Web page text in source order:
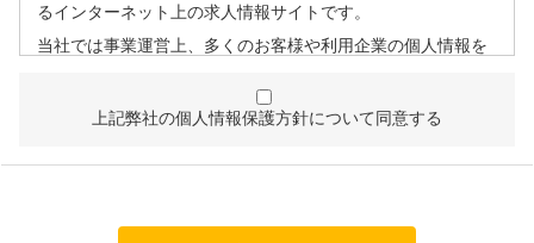
るインターネット上の求人情報サイトです。
当社では事業運営上、多くのお客様や利用企業の個人情報を
して責任ある対応を実現するものとします。
上記弊社の個人情報保護方針について同意する